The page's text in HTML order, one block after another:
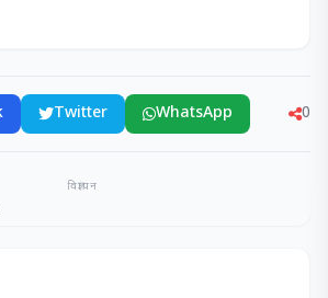
Twitter WhatsApp 0
विज्ञापन